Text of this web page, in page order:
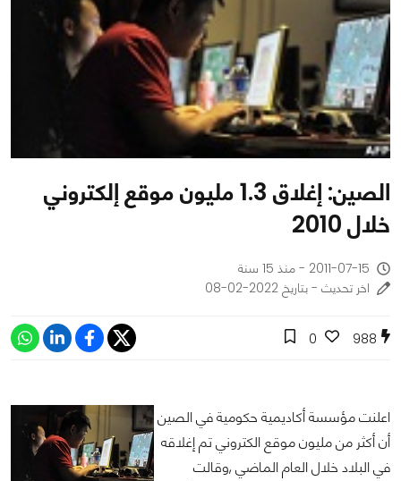
الصين: إغلاق 1.3 مليون موقع إلكتروني
خلال 2010
2011-07-15 - منذ 15 سنة
اخر تحديث - بتاريخ 2022-02-08
988
0
اعلنت مؤسسة أكاديمية حكومية في الصين
أن أكثر من مليون موقع الكتروني تم إغلاقه
في البلاد خلال العام الماضي ,وقالت